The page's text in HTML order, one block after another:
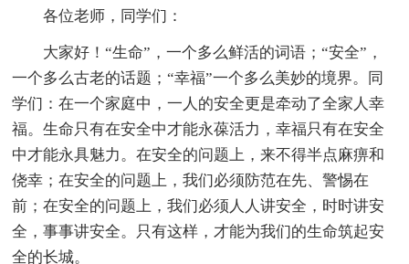
各位老师，同学们：
大家好！“生命”，一个多么鲜活的词语；“安全”，
一个多么古老的话题；“幸福”一个多么美妙的境界。同
学们：在一个家庭中，一人的安全更是牵动了全家人幸
福。生命只有在安全中才能永葆活力，幸福只有在安全
中才能永具魅力。在安全的问题上，来不得半点麻痹和
侥幸；在安全的问题上，我们必须防范在先、警惕在
前；在安全的问题上，我们必须人人讲安全，时时讲安
全，事事讲安全。只有这样，才能为我们的生命筑起安
全的长城。